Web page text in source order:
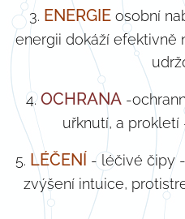
3. ENERGIEosobní
energii dokáží efektivně
4.OCHRANA -
uřknutí, a
5. LÉČENÍ - léčivé čipy
zvýšení intuice,